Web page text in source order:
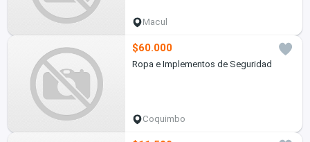
Macul
$60.000
Ropa e Implementos de Seguridad
Coquimbo